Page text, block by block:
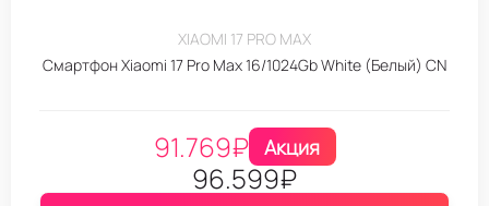
XIAOMI 17 PRO MAX
Смартфон Xiaomi 17 Pro Max 16/1024Gb White (Белый) CN
91.769₽ Акция
96.599₽